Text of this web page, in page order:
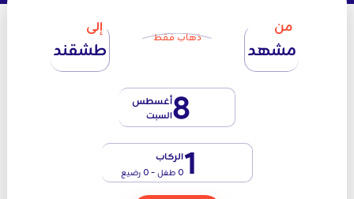
من
مشهد ذهاب فقط
إلى
طشقند
8أغسطس
السبت
1الركاب
0 طفل - 0 رضيع